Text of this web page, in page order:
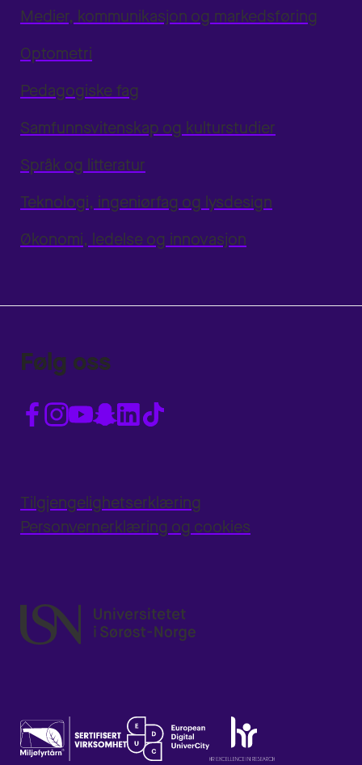
Medier, kommunikasjon og markedsføring
Optometri
Pedagogiske fag
Samfunnsvitenskap og kulturstudier
Språk og litteratur
Teknologi, ingeniørfag og lysdesign
Økonomi, ledelse og innovasjon
Følg oss
Tilgjengelighetserklæring
Personvernerklæring og cookies